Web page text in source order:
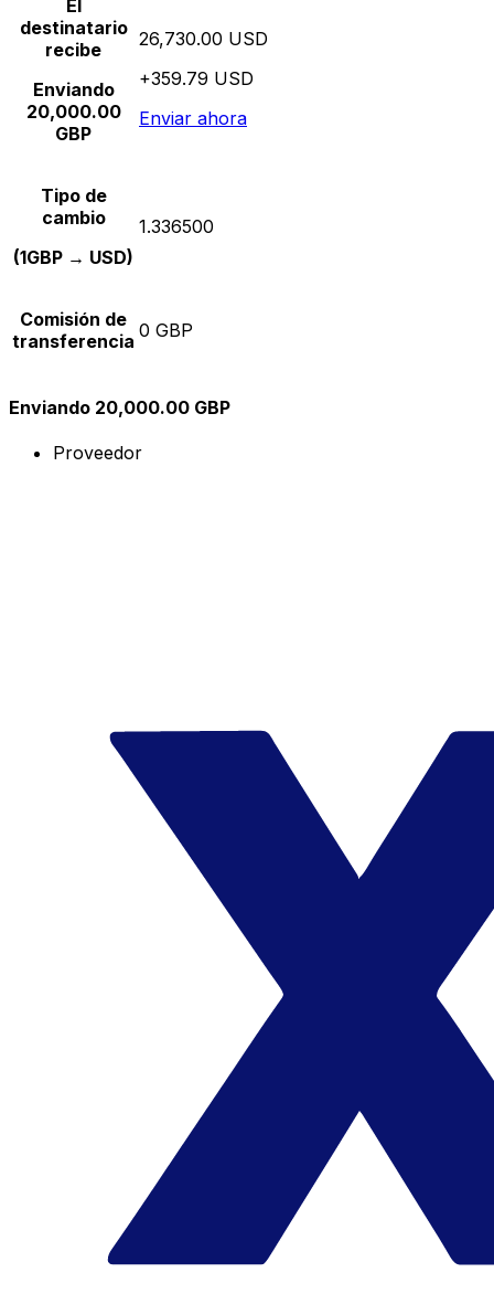
El
destinatario
recibe
Enviando
20,000.00
GBP
26,730.00 USD
+359.79 USD
Enviar ahora
Tipo de
cambio
(1GBP → USD)
1.336500
Comisión de
transferencia 0 GBP
Enviando 20,000.00 GBP
Proveedor